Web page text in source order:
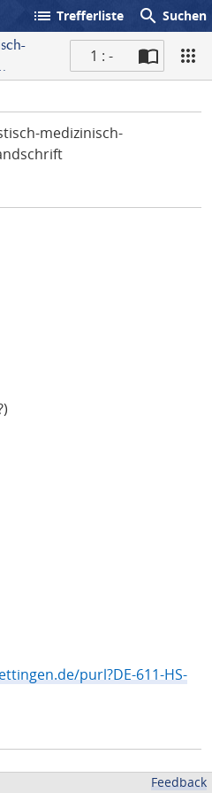
list Trefferliste search Suchen
1 : -
medizinisch-
purl?DE-611-HS-
Feedback